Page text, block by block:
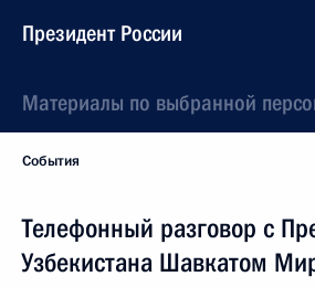
Президент России
Материалы по выбранной
События
Телефонный разговор с
Узбекистана Шавкатом